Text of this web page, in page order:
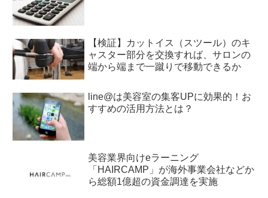
【検証】カットイス（スツール）のキ
ャスター部分を交換すれば、サロンの
端から端まで一蹴りで移動できるか
line@は美容室の集客UPに効果的！お
すすめの活用方法とは？
美容業界向けeラーニング
「HAIRCAMP」が海外事業会社などか
ら総額1億超の資金調達を実施